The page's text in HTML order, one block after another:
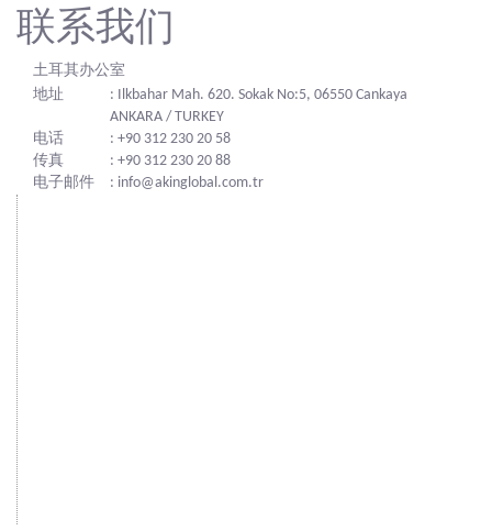
联系我们
土耳其办公室
地址
: Ilkbahar Mah. 620. Sokak No:5, 06550 Cankaya
ANKARA / TURKEY
电话
: +90 312 230 20 58
传真
: +90 312 230 20 88
电子邮件
: info@akinglobal.com.tr